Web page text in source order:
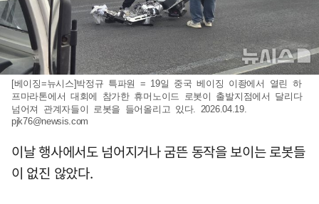
[베이징=뉴시스]박정규 특파원 = 19일 중국 베이징 이좡에서 열린 하
프마라톤에서 대회에 참가한 휴머노이드 로봇이 출발지점에서 달리다
넘어져 관계자들이 로봇을 들어올리고 있다. 2026.04.19.
pjk76@newsis.com
이날 행사에서도 넘어지거나 굼뜬 동작을 보이는 로봇들
이 없진 않았다.